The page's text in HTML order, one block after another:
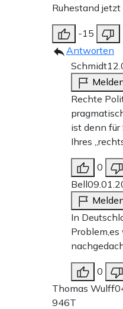
Ruhestand jetzt
-15
Antworten
Schmidt
Rechte
ist denn für
Ihres
0
Bell
In
0
Thomas Wulff
946T